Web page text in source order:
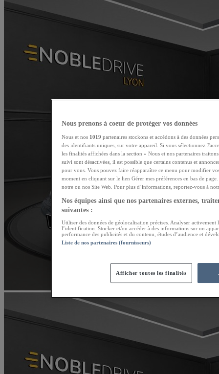
Nous prenons à coeur de protéger vos données
Nous et nos 1019 partenaires stockons et accédons à des données
des identifiants uniques, sur votre appareil. Si vous sélectionnez
les finalités affichées dans la section « Nous et nos partenaires
suivi sont désactivées, il est possible que certains contenus et
pour vous. Vous pouvez faire réapparaître ce menu pour modifier
moment en cliquant sur le lien Gérer mes préférences en bas de
notre ou nos Site Web. Pour plus d’informations, reportez-vous à
Nos équipes ainsi que nos partenaires externes,
suivantes :
Utiliser des données de géolocalisation précises. Analyser activement
l’identification. Stocker et/ou accéder à des informations sur un
performance des publicités et du contenu, études d’audience et
Liste de nos partenaires (fournisseurs)
Afficher toutes les finalités